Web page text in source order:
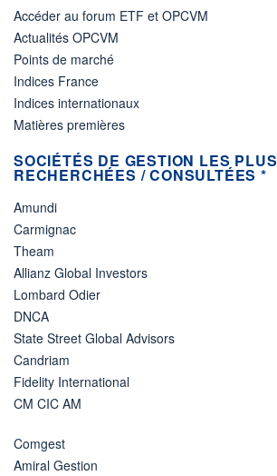
Accéder au forum ETF et OPCVM
Actualités OPCVM
Points de marché
Indices France
Indices internationaux
Matières premières
SOCIÉTÉS DE GESTION LES PLUS
RECHERCHÉES / CONSULTÉES *
Amundi
Carmignac
Theam
Allianz Global Investors
Lombard Odier
DNCA
State Street Global Advisors
Candriam
Fidelity International
CM CIC AM
Comgest
Amiral Gestion